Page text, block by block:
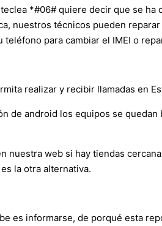
*#06# quiere decir que se
nuestros técnicos pueden reparar
para cambiar el IMEI o
realizar y recibir llamadas en
de android los equipos se
web si hay tiendas
la otra alternativa.
es informarse, de porqué esta